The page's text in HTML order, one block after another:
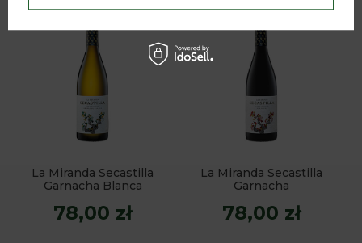
La Miranda Secastilla
Garnacha Blanca
78,00 zł
La Miranda Secastilla
Garnacha
78,00 zł